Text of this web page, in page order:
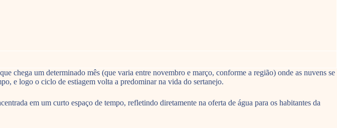
chega um determinado mês (que varia entre novembro e março, conforme a região) onde as nuvens se
e logo o ciclo de estiagem volta a predominar na vida do sertanejo.
em um curto espaço de tempo, refletindo diretamente na oferta de água para os habitantes da